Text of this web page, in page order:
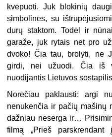
kvėpuoti. Juk blokinių
simbolinės, su
durų staktom. Todėl ir
garaže, juk rytais net pro
dvoko! Čia tau, brolyti, ne
girdi, nei užuodi. Čia iš
nuodijantis Lietuvos
Norėčiau paklausti: argi
nenukenčia ir pačių mašinų
dažniau neserga ir…
filmą „Prieš